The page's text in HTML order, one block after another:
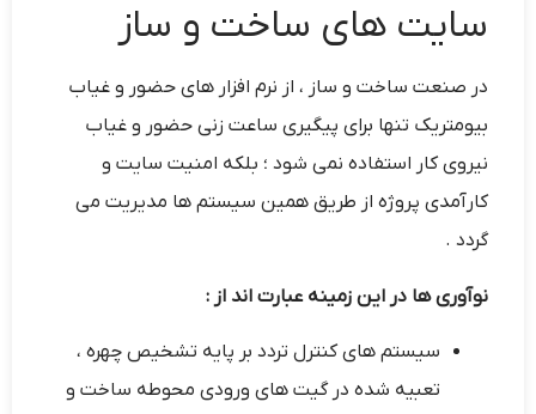
سایت های ساخت و ساز
در صنعت ساخت و ساز ، از نرم افزار های حضور و غیاب
بیومتریک تنها برای پیگیری ساعت زنی حضور و غیاب
نیروی کار استفاده نمی شود ؛ بلکه امنیت سایت و
کارآمدی پروژه از طریق همین سیستم ها مدیریت می
گردد .
نوآوری ها در این زمینه عبارت اند از :
سیستم های کنترل تردد بر پایه تشخیص چهره ،
تعبیه شده در گیت های ورودی محوطه ساخت و